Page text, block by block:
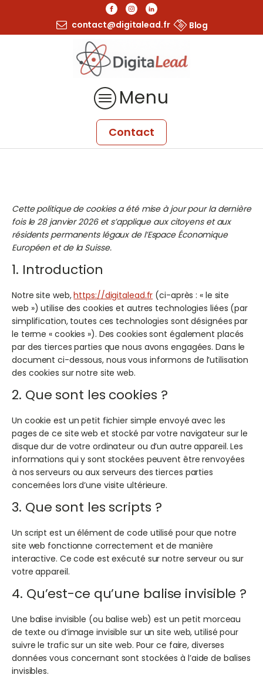
contact@digitalead.fr Blog
Menu
Contact
Cette politique de cookies a été mise à jour pour la dernière
fois le 28 janvier 2026 et s’applique aux citoyens et aux
résidents permanents légaux de l’Espace Économique
Européen et de la Suisse.
1. Introduction
Notre site web,https://digitalead.fr (ci-après : « le site
web ») utilise des cookies et autres technologies liées (par
simplification, toutes ces technologies sont désignées par
le terme « cookies »). Des cookies sont également placés
par des tierces parties que nous avons engagées. Dans le
document ci-dessous, nous vous informons de l’utilisation
des cookies sur notre site web.
2. Que sont les cookies ?
Un cookie est un petit fichier simple envoyé avec les
pages de ce site web et stocké par votre navigateur sur le
disque dur de votre ordinateur ou d’un autre appareil. Les
informations qui y sont stockées peuvent être renvoyées
à nos serveurs ou aux serveurs des tierces parties
concernées lors d’une visite ultérieure.
3. Que sont les scripts ?
Un script est un élément de code utilisé pour que notre
site web fonctionne correctement et de manière
interactive. Ce code est exécuté sur notre serveur ou sur
votre appareil.
4. Qu’est-ce qu’une balise invisible ?
Une balise invisible (ou balise web) est un petit morceau
de texte ou d’image invisible sur un site web, utilisé pour
suivre le trafic sur un site web. Pour ce faire, diverses
données vous concernant sont stockées à l’aide de balises
invisibles.